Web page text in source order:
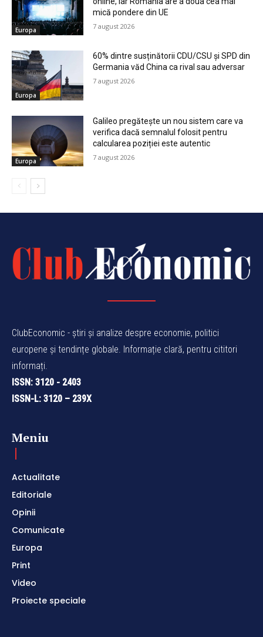
Europa
mică pondere din UE
7 august 2026
Europa
60% dintre susținătorii CDU/CSU și SPD din
Germania văd China ca rival sau adversar
7 august 2026
Europa
Galileo pregătește un nou sistem care va
verifica dacă semnalul folosit pentru
calcularea poziției este autentic
7 august 2026
ClubEconomic - știri și analize despre economie, politici
europene și tendințe globale. Informație clară, pentru cititori
informați.
ISSN: 3120 - 2403
ISSN-L: 3120 – 239X
Meniu
Actualitate
Editoriale
Opinii
Comunicate
Europa
Print
Video
Proiecte speciale